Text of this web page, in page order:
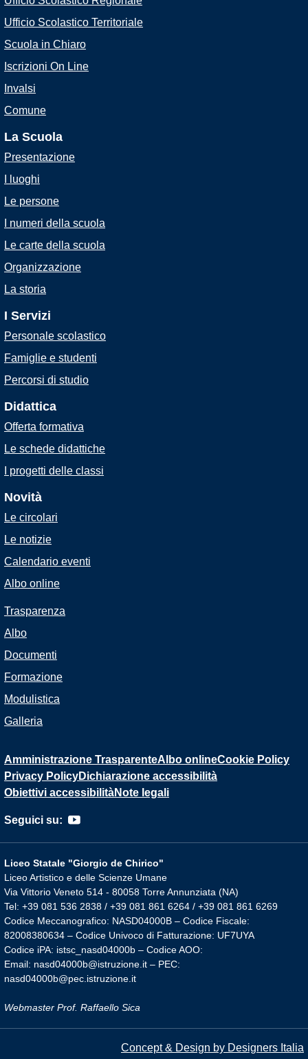
Ufficio Scolastico Territoriale
Scuola in Chiaro
Iscrizioni On Line
Invalsi
Comune
La Scuola
Presentazione
I luoghi
Le persone
I numeri della scuola
Le carte della scuola
Organizzazione
La storia
I Servizi
Personale scolastico
Famiglie e studenti
Percorsi di studio
Didattica
Offerta formativa
Le schede didattiche
I progetti delle classi
Novità
Le circolari
Le notizie
Calendario eventi
Albo online
Trasparenza
Albo
Documenti
Formazione
Modulistica
Galleria
Amministrazione TrasparenteAlbo onlineCookie Policy
Privacy PolicyDichiarazione accessibilità
Obiettivi accessibilitàNote legali
Seguici su:
Liceo Statale "Giorgio de Chirico"
Liceo Artistico e delle Scienze Umane
Via Vittorio Veneto 514 - 80058 Torre Annunziata (NA)
Tel: +39 081 536 2838 / +39 081 861 6264 / +39 081 861 6269
Codice Meccanografico: NASD04000B – Codice Fiscale:
82008380634 – Codice Univoco di Fatturazione: UF7UYA
Codice iPA: istsc_nasd04000b – Codice AOO:
Email: nasd04000b@istruzione.it – PEC:
nasd04000b@pec.istruzione.it
Webmaster Prof. Raffaello Sica
Concept & Design by Designers Italia